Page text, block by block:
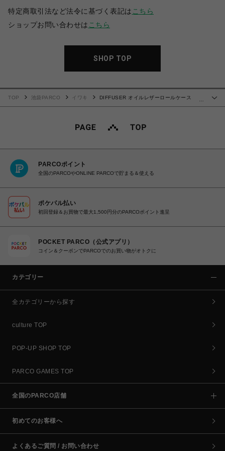
特定商取引法など法令に基づく表記は こちら
ショップお問い合わせは こちら
SHOP TOP
…
TOP 池袋PARCO イワキ
DIFFUSER オイルレザーロールケース
PARCOポイント
全国のPARCOやONLINE PARCOで貯まる＆使える
ポケパル払い
初回登録＆お買物で最大1,500円分のPARCOポイント進呈
POCKET PARCO（公式アプリ）
コイン＆クーポンでPARCOでのお買い物がオトクに
カテゴリー
全カテゴリーから探す
culture TOP
POP-UP SHOP TOP
PARCO GAMES TOP
全国のPARCO店舗
初めてのお客様へ
よくあるご質問 / お問い合わせ